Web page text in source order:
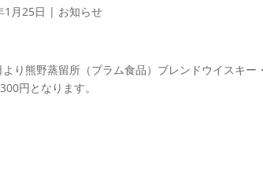
1月25日 | お知らせ
より熊野蒸留所（プラム食品）ブレンドウイスキ
円となります。